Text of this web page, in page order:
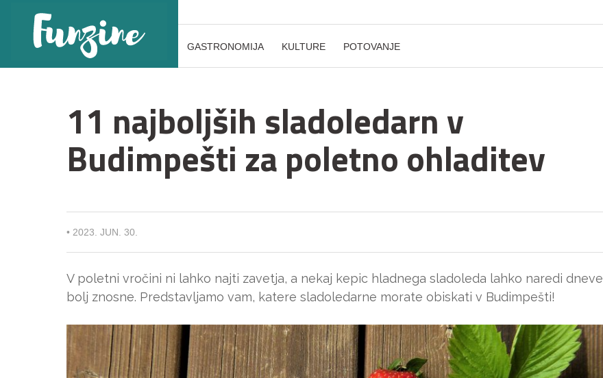
GASTRONOMIJA KULTURE POTOVANJE
11 najboljših sladoledarn v
Budimpešti za poletno ohladitev
• 2023. JUN. 30.
V poletni vročini ni lahko najti zavetja, a nekaj kepic hladnega sladoleda lahko naredi dneve
bolj znosne. Predstavljamo vam, katere sladoledarne morate obiskati v Budimpešti!